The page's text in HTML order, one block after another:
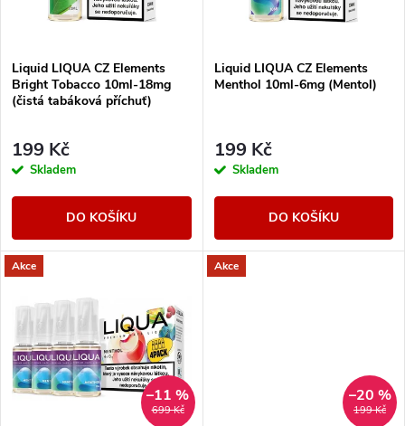
p
r
o
u
k
t
ů
s
p
r
o
d
u
k
t
Liquid LIQUA CZ Elements
Bright Tobacco 10ml-18mg
(čistá tabáková příchuť)
199 Kč
Skladem
DO KOŠÍKU
Liquid LIQUA CZ Elements
Menthol 10ml-6mg (Mentol)
199 Kč
Skladem
DO KOŠÍKU
Akce
699 Kč
–11 %
Akce
199 Kč
–20 %